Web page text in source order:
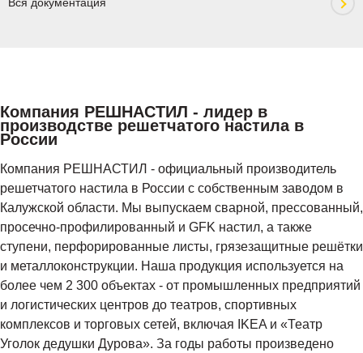
Компания РЕШНАСТИЛ - лидер в
производстве решетчатого настила в
России
Компания РЕШНАСТИЛ - официальный производитель
решетчатого настила в России с собственным заводом в
Калужской области. Мы выпускаем сварной, прессованный,
просечно-профилированный и GFK настил, а также
ступени, перфорированные листы, грязезащитные решётки
и металлоконструкции. Наша продукция используется на
более чем 2 300 объектах - от промышленных предприятий
и логистических центров до театров, спортивных
комплексов и торговых сетей, включая IKEA и «Театр
Уголок дедушки Дурова». За годы работы произведено